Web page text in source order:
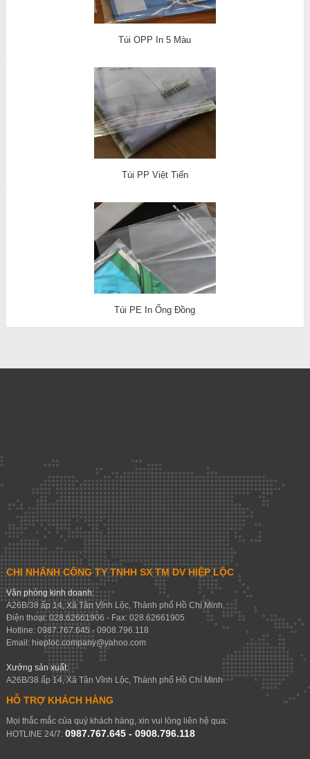
Túi OPP In 5 Màu
Túi PP Việt Tiến
Túi PE In Ống Đồng
CHI NHÁNH CÔNG TY TNHH SX TM DV HIỆP LỘC
Văn phòng kinh doanh:
A26B/38 ấp 14, Xã Tân Vĩnh Lộc, Thành phố Hồ Chí Minh
Điện thoại: 028.62661906 - Fax: 028.62661905
Hotline: 0987.767.645 - 0908.796.118
Email: hieploc.company@yahoo.com
Xưởng sản xuất:
A26B/38 ấp 14, Xã Tân Vĩnh Lộc, Thành phố Hồ Chí Minh
HỖ TRỢ KHÁCH HÀNG
Mọi thắc mắc của quý khách hàng, xin vui lòng liên hệ qua:
HOTLINE 24/7: 0987.767.645 - 0908.796.118